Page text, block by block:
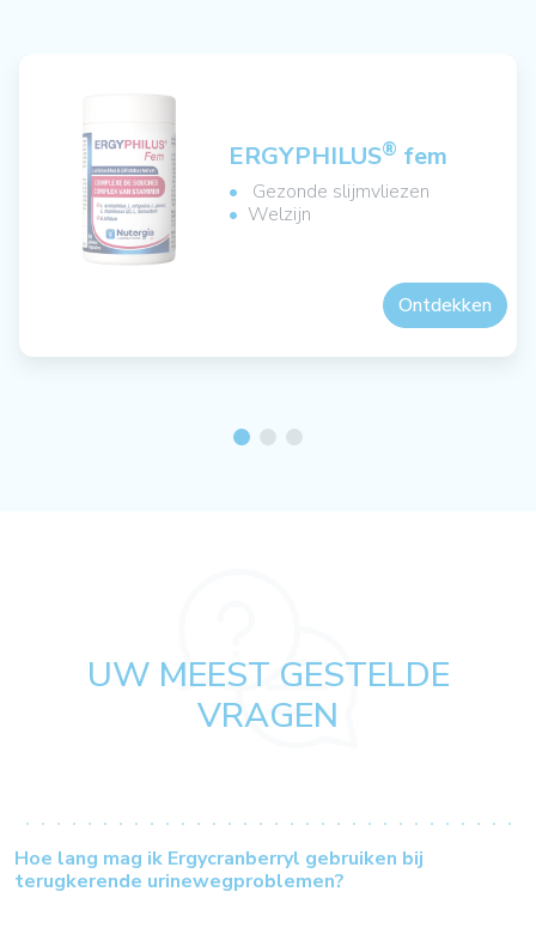
ERGYPHILUS® fem
Gezonde slijmvliezen
Welzijn
Ontdekken
UW MEEST GESTELDE
VRAGEN
Hoe lang mag ik Ergycranberryl gebruiken bij
terugkerende urinewegproblemen?